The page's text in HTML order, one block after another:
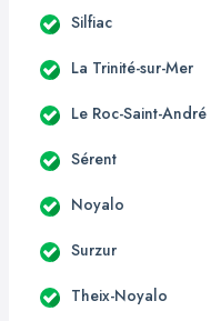
Silfiac
La Trinité-sur-Mer
Le Roc-Saint-André
Sérent
Noyalo
Surzur
Theix-Noyalo